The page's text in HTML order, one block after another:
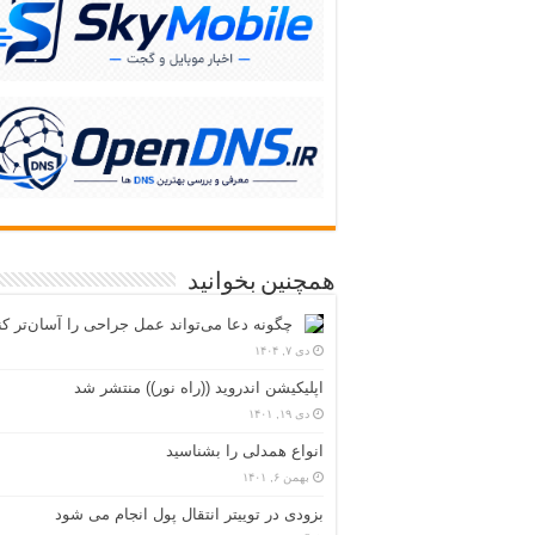
همچنین بخوانید
چگونه دعا می‌تواند عمل جراحی را آسان‌تر
دی ۷, ۱۴۰۴
اپلیکیشن اندروید ((راه نور)) منتشر شد
دی ۱۹, ۱۴۰۱
انواع همدلی را بشناسید
بهمن ۶, ۱۴۰۱
بزودی در توییتر انتقال پول انجام می شود